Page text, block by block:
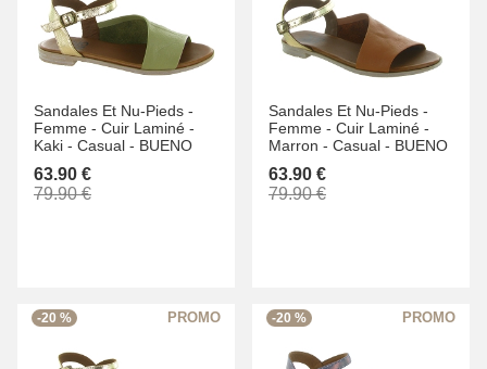
Sandales Et Nu-Pieds -
Femme - Cuir Laminé -
Kaki - Casual - BUENO
63.90 €
79.90 €
Sandales Et Nu-Pieds -
Femme - Cuir Laminé -
Marron - Casual - BUENO
63.90 €
79.90 €
-20 % -20 %